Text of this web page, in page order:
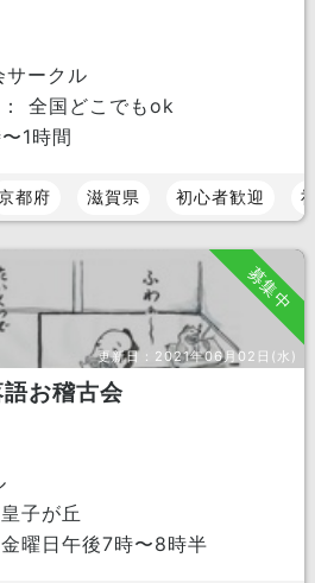
サークル
全国どこでもok
1時間
都府 滋賀県 初心者歓迎
募集中
更新日： 2021年06月02日(水)
お稽古会
子が丘
曜日午後7時〜8時半